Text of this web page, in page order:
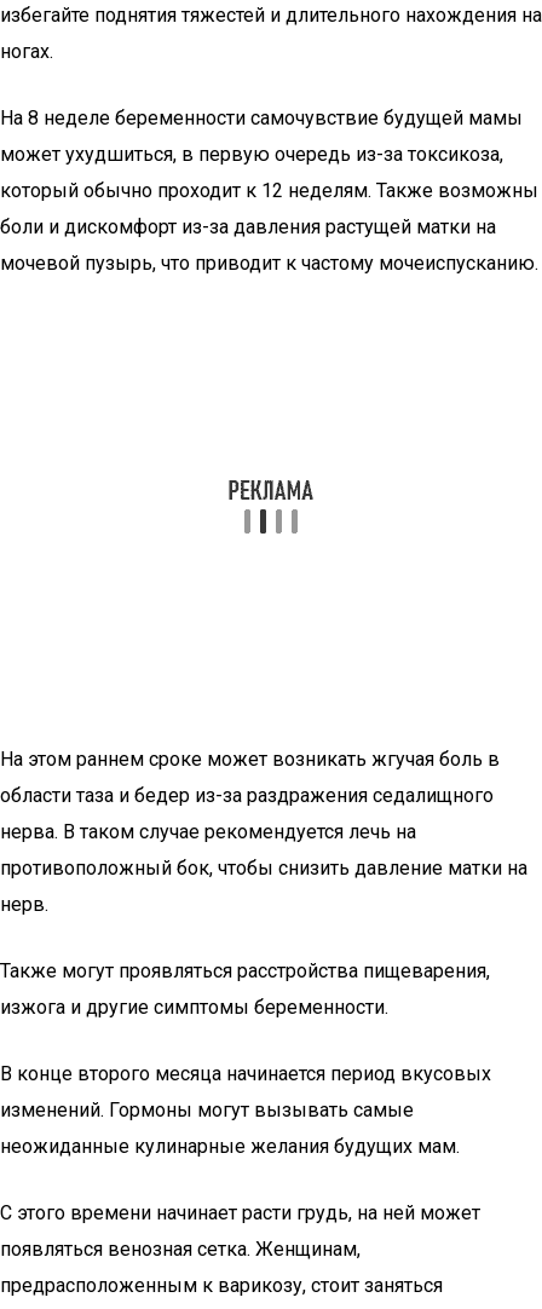
избегайте поднятия тяжестей и длительного нахождения на
ногах.
На 8 неделе беременности самочувствие будущей мамы
может ухудшиться, в первую очередь из-за токсикоза,
который обычно проходит к 12 неделям. Также возможны
боли и дискомфорт из-за давления растущей матки на
мочевой пузырь, что приводит к частому мочеиспусканию.
На этом раннем сроке может возникать жгучая боль в
области таза и бедер из-за раздражения седалищного
нерва. В таком случае рекомендуется лечь на
противоположный бок, чтобы снизить давление матки на
нерв.
Также могут проявляться расстройства пищеварения,
изжога и другие симптомы беременности.
В конце второго месяца начинается период вкусовых
изменений. Гормоны могут вызывать самые
неожиданные кулинарные желания будущих мам.
С этого времени начинает расти грудь, на ней может
появляться венозная сетка. Женщинам,
предрасположенным к варикозу, стоит заняться